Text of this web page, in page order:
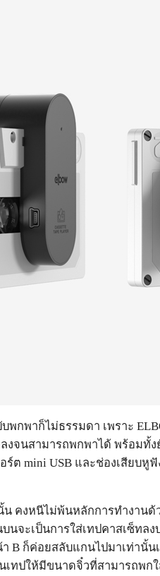
พกพาก็ไม่ธรรมดา เพราะ
จนสามารถพกพาได้ พร้อมทั้
ต mini USB และช่องเสียบหู
น คงหนีไม่พ้นหลักการทำงาน
นจะเป็นการใส่เทปคาสเซ็ท
B ก็ค่อยสลับแกนไปมาเท่านั้
ทปให้มีขนาดจิ๋วที่สามารถพก